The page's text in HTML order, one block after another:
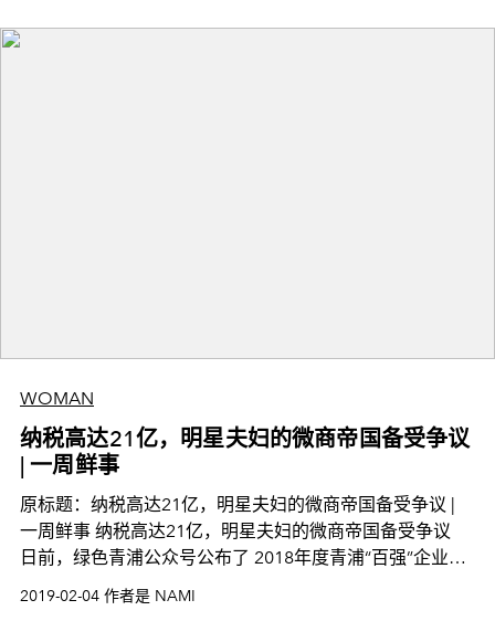
WOMAN
纳税高达21亿，明星夫妇的微商帝国备受争议
| 一周鲜事
原标题：纳税高达21亿，明星夫妇的微商帝国备受争议 |
一周鲜事 纳税高达21亿，明星夫妇的微商帝国备受争议 ​
日前，绿色青浦公众号公布了 2018年度青浦“百强”企业名
单， 上海达尔威贸易有限公司登榜， 同
2019-02-04 作者是 NAMI